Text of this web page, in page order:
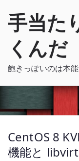
手当た
くんだ
飽きっぽいのは本能
CentOS 8
機能と